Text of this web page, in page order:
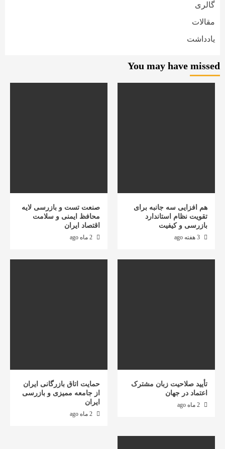
گالری
مقالات
یادداشت
You may have missed
هم افزایی سه جانبه برای
تقویت نظام استاندارد
بازرسی و کیفیت
صنعت تست و بازرسی لایه
محافظ ایمنی و سلامت
اقتصاد ایران
تأیید صلاحیت زبان مشترک
اعتماد در جهان
حمایت اتاق بازرگانی ایران
از جامعه ممیزی و بازرسی
ایران